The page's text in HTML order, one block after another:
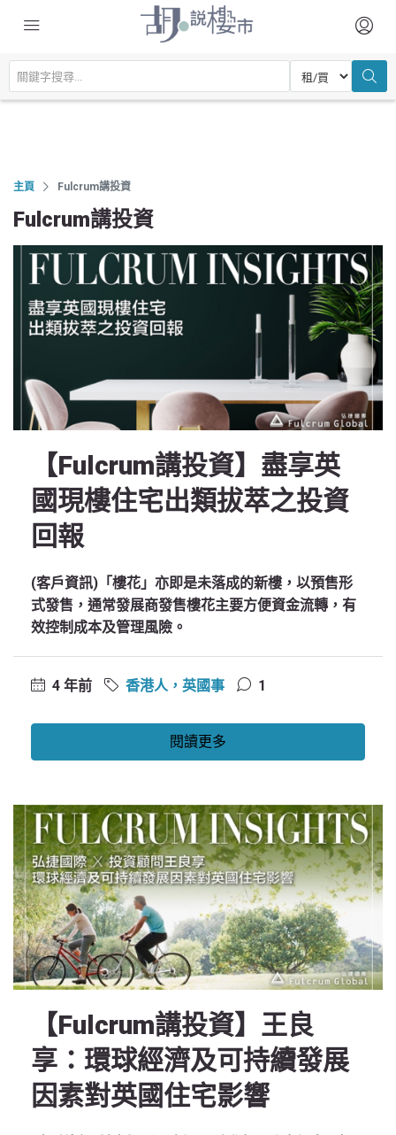
主頁 Fulcrum講投資
Fulcrum講投資
【Fulcrum講投資】盡享英
國現樓住宅出類拔萃之投資
回報
(客戶資訊)「樓花」亦即是未落成的新樓，以預售形
式發售，通常發展商發售樓花主要方便資金流轉，有
效控制成本及管理風險。
4 年前 香港人，英國事 1
閱讀更多
【Fulcrum講投資】王良
享：環球經濟及可持續發展
因素對英國住宅影響